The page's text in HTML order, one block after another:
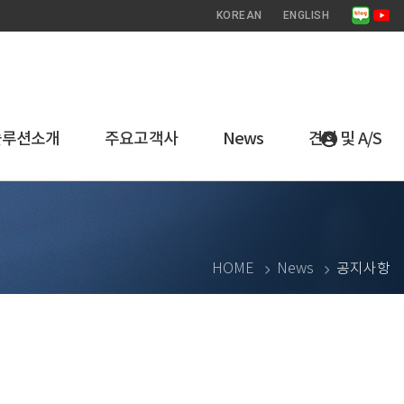
KOREAN ENGLISH
션소개 주요고객사 News 견적 및 A/S
HOME News 공지사항